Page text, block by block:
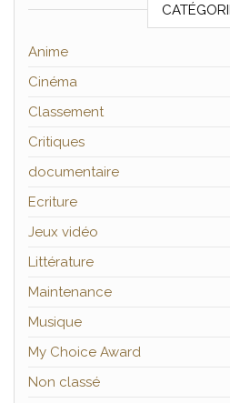
Anime
Cinéma
Classement
Critiques
documentaire
Ecriture
Jeux vidéo
Littérature
Maintenance
Musique
My Choice Award
Non classé